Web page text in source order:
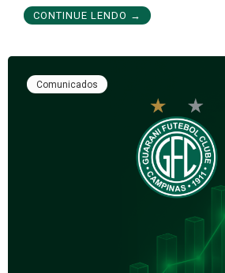
CONTINUE LENDO →
Comunicados